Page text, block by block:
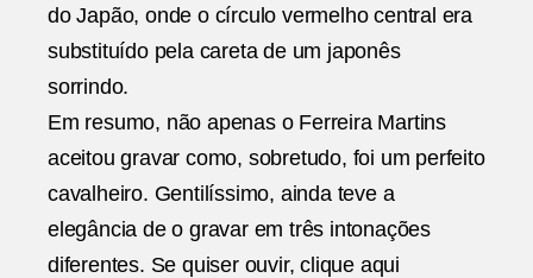
do Japão, onde o círculo vermelho central era
substituído pela careta de um japonês
sorrindo.
Em resumo, não apenas o Ferreira Martins
aceitou gravar como, sobretudo, foi um perfeito
cavalheiro. Gentilíssimo, ainda teve a
elegância de o gravar em três intonações
diferentes. Se quiser ouvir, clique aqui